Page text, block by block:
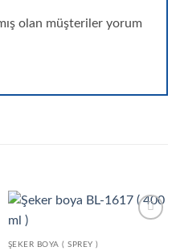
olan müşteriler yorum
ŞEKER BOYA ( SPREY )